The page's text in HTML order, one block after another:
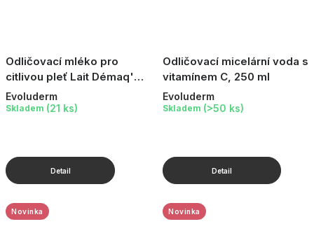
Odličovací mléko pro
citlivou pleť Lait Démaq'
doux, 250 ml
Evoluderm
Skladem (21 ks)
Odličovací micelární voda s
vitamínem C, 250 ml
Evoluderm
Skladem (>50 ks)
Novinka Novinka